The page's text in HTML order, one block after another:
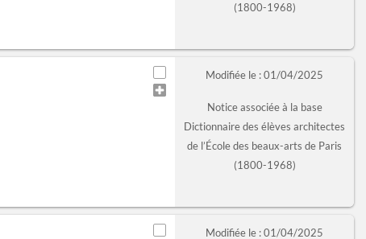
(1800-1968)
Modifiée le : 01/04/2025
Notice associée à la base
Dictionnaire des élèves architectes
de l’École des beaux-arts de Paris
(1800-1968)
Modifiée le : 01/04/2025